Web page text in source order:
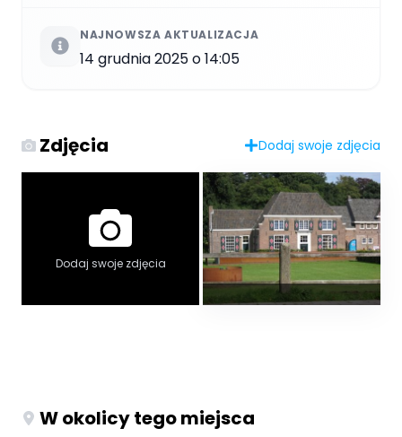
NAJNOWSZA AKTUALIZACJA
14 grudnia 2025 o 14:05
Zdjęcia Dodaj swoje zdjęcia
Dodaj swoje zdjęcia
W okolicy tego miejsca